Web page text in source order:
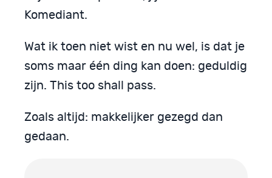
Komediant.
Wat ik toen niet wist en nu wel, is dat je
soms maar één ding kan doen: geduldig
zijn. This too shall pass.
Zoals altijd: makkelijker gezegd dan
gedaan.